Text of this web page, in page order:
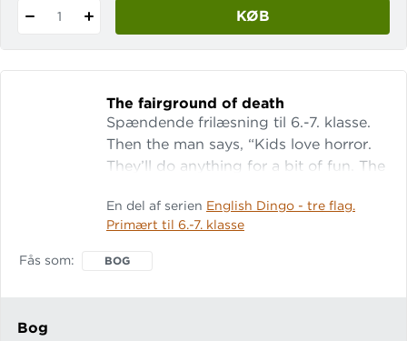
1 KØB
The fairground of death
Spændende frilæsning til 6.-7. klasse.
Then the man says, “Kids love horror.
They’ll do anything for a bit of fun. The
rides. If you get in, you’ll never get out.
My cousin’s son disappeared two years
ago.”
En del af serien English Dingo - tre flag.
Primært til 6.-7. klasse
Fås som BOG
Bog